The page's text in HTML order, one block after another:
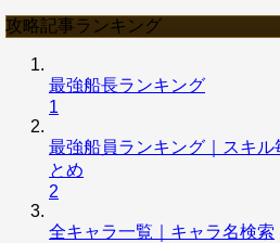
攻略記事ランキング
最強船長ランキング
1
最強船員ランキング｜スキル
とめ
2
全キャラ一覧｜キャラ名検索